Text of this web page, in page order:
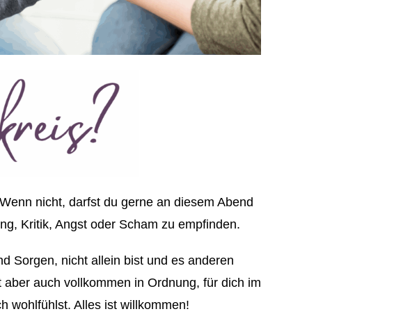
nicht, darfst du gerne an diesem Abend
Kritik, Angst oder Scham zu empfinden.
Sorgen, nicht allein bist und es anderen
auch vollkommen in Ordnung, für dich im
wohlfühlst. Alles ist willkommen!